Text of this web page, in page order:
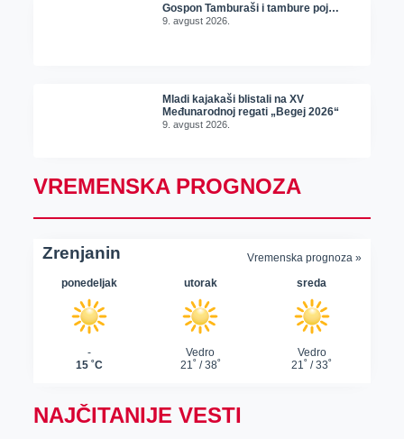
Gospon Tamburaši i tambure poj…
9. avgust 2026.
Mladi kajakaši blistali na XV
Međunarodnoj regati „Begej 2026“
9. avgust 2026.
VREMENSKA PROGNOZA
NAJČITANIJE VESTI